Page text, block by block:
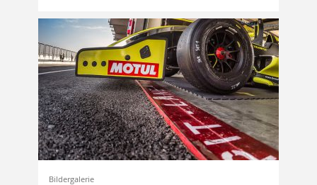
Bildergalerie